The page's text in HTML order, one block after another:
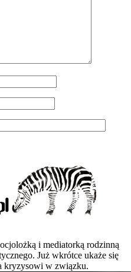
i mediatorką rodzinną
Już wkrótce ukaże się
kryzysowi w związku.